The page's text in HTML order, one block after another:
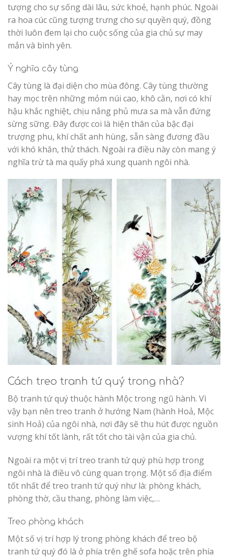
tượng cho sự sống dài lâu, sức khoẻ, hạnh phúc. Ngoài
ra hoa cúc cũng tượng trưng cho sự quyền quý, đồng
thời luôn đem lại cho cuộc sống của gia chủ sự may
mắn và bình yên.
Ý nghĩa cây tùng
Cây tùng là đại diện cho mùa đông. Cây tùng thường
hay mọc trên những mỏm núi cao, khô cằn, nơi có khí
hậu khắc nghiệt, chịu nắng phủ mưa sa mà vẫn đứng
sừng sững. Đây được coi là hiện thân của bậc đại
trượng phu, khí chất anh hùng, sẵn sàng đương đầu
với khó khăn, thử thách. Ngoài ra điều này còn mang ý
nghĩa trừ tà ma quấy phá xung quanh ngôi nhà.
Cách treo tranh tứ quý trong nhà?
Bộ tranh tứ quý thuộc hành Mộc trong ngũ hành. Vì
vậy bạn nên treo tranh ở hướng Nam (hành Hoả, Mộc
sinh Hoả) của ngôi nhà, nơi đây sẽ thu hút được nguồn
vượng khí tốt lành, rất tốt cho tài vận của gia chủ.
Ngoài ra một vị trí treo tranh tứ quý phù hợp trong
ngôi nhà là điều vô cùng quan trọng. Một số địa điểm
tốt nhất để treo tranh tứ quý như là: phòng khách,
phòng thờ, cầu thang, phòng làm việc,…
Treo phòng khách
Một số vị trí hợp lý trong phòng khách để treo bộ
tranh tứ quý đó là ở phía trên ghế sofa hoặc trên phía